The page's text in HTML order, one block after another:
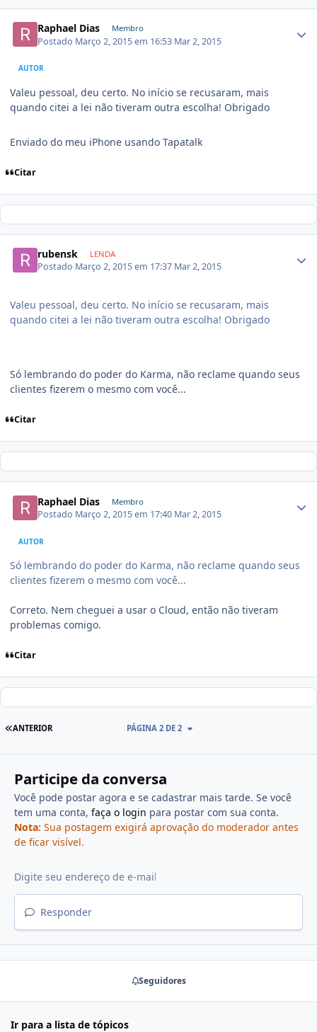
Raphael Dias Membro
Postado Março 2, 2015 em 16:53 Mar 2, 2015
AUTOR
Valeu pessoal, deu certo. No início se recusaram, mais
quando citei a lei não tiveram outra escolha! Obrigado
Enviado do meu iPhone usando Tapatalk
Citar
rubensk LENDA
Postado Março 2, 2015 em 17:37 Mar 2, 2015
Valeu pessoal, deu certo. No início se recusaram, mais
quando citei a lei não tiveram outra escolha! Obrigado
Só lembrando do poder do Karma, não reclame quando seus
clientes fizerem o mesmo com você...
Citar
Raphael Dias Membro
Postado Março 2, 2015 em 17:40 Mar 2, 2015
AUTOR
Só lembrando do poder do Karma, não reclame quando seus
clientes fizerem o mesmo com você...
Correto. Nem cheguei a usar o Cloud, então não tiveram
problemas comigo.
Citar
ANTERIOR PÁGINA 2 DE 2
Participe da conversa
Você pode postar agora e se cadastrar mais tarde. Se você
tem uma conta, faça o login para postar com sua conta.
Nota: Sua postagem exigirá aprovação do moderador antes
de ficar visível.
Responder
Seguidores
Ir para a lista de tópicos